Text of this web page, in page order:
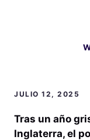
JULIO 12, 2025
Tras un año
Inglaterra, el